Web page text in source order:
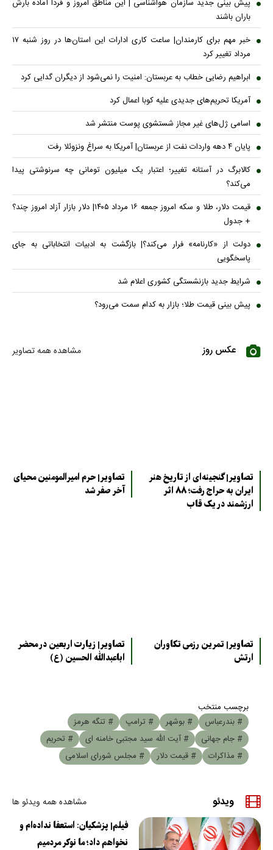
پیش بینی جدید سازمان هواشناسی | این مناطق امروز و فردا آماده بارش
باران باشند
خبر مهم برای کارمندان| ساعت کاری ادارات این استان‌ها در روز شنبه ۱۷
مرداد تغییر کرد
ابراهیم رضایی خطاب به عربستان: امنیت را نمی‌شود از دیگران گدایی کرد
آمریکا تحریم‌های جدیدی علیه کوبا اعمال کرد
اسامی ژل‌های غیر مجاز شستشوی پوست منتشر شد
پایان ۴ دهه واردات نفت از عربستان| آمریکا به سراغ ونزوئلا رفت
کالابرگ در آستانه تغییر؛ اعتبار یک میلیون تومانی چه سرنوشتی پیدا
می‌کند؟
قیمت دلار، طلا و سکه امروز جمعه ۱۶ مرداد ۱۴۰۵| دلار بازار آزاد امروز چند؟
+ جدول
دولت از «کارنامه» فرار می‌کند؟| بازگشت به ادبیات انتخاباتی به جای
پاسخگویی
شرایط جدید بازنشستگی کشوری اعلام شد
پیش بینی قیمت طلا؛ بازار به کدام سمت می‌رود؟
عکس روز مشاهده همه تصاویر
تصاویر| گنجینه‌ای از تاریخ هنر
ایران به حراج رفت؛ ۸۸ اثر
ارزشمند در یک قاب
تصاویر| حرم امیرالمومنین محیای
آخر صفر شد
تصاویر| تمرین رزمی تکاوران
ارتش
تصاویر| زیارت اربعین در محضر
اباعبدالله الحسین (ع)
برچسب منتخب
# بندرعباس
# بوشهر # ترامپ
# تنگه هرمز
# جام جهانی
# آیت الله سید مجتبی خامنه ای
# تحریم
# مذاکرات
# قیمت دلار # مجلس شورای اسلامی
ویدئو مشاهده همه ویدئو ها
فیلم| پزشکیان: استعفا نداده‌ام و
نخواهم داد؛ ما نوکر مردمیم